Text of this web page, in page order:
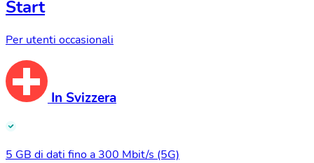
Start
Per utenti occasionali
In Svizzera
5 GB di dati fino a 300 Mbit/s (5G)